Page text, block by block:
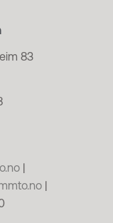
83
|
|